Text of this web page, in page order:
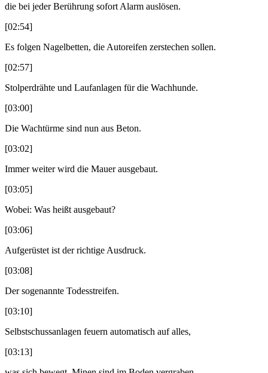
die bei jeder Berührung sofort Alarm auslösen.
[02:54]
Es folgen Nagelbetten, die Autoreifen zerstechen sollen.
[02:57]
Stolperdrähte und Laufanlagen für die Wachhunde.
[03:00]
Die Wachtürme sind nun aus Beton.
[03:02]
Immer weiter wird die Mauer ausgebaut.
[03:05]
Wobei: Was heißt ausgebaut?
[03:06]
Aufgerüstet ist der richtige Ausdruck.
[03:08]
Der sogenannte Todesstreifen.
[03:10]
Selbstschussanlagen feuern automatisch auf alles,
[03:13]